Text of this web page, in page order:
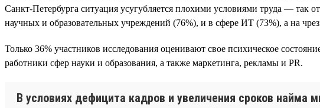
Санкт-Петербурга ситуация усугубляется плохими условиями труда —
научных и образовательных учреждений (76%), и в сфере ИТ (73%), а на
Только 36% участников исследования оценивают свое психическое
работники сфер науки и образования, а также маркетинга, рекламы и PR.
В условиях дефицита кадров и увеличения сроков найма